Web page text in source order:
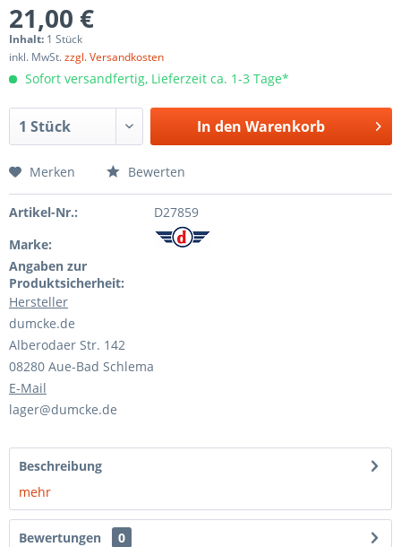
21,00 €
Inhalt: 1 Stück
inkl. MwSt.zzgl. Versandkosten
Sofort versandfertig, Lieferzeit ca. 1-3 Tage*
In den Warenkorb
Merken Bewerten
Artikel-Nr.:
D27859
Marke:
Angaben zur
Produktsicherheit:
Hersteller
dumcke.de
Alberodaer Str. 142
08280 Aue-Bad Schlema
E-Mail
lager@dumcke.de
Beschreibung
mehr
Bewertungen
0